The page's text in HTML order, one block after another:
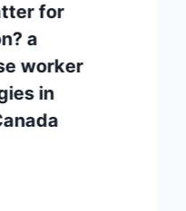
for
a
worker
in